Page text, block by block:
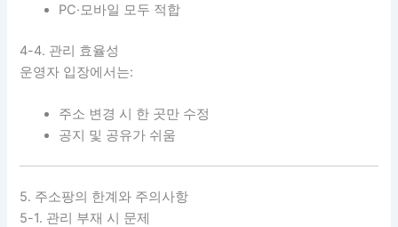
PC·모바일 모두 적합
4-4. 관리 효율성
운영자 입장에서는:
주소 변경 시 한 곳만 수정
공지 및 공유가 쉬움
5. 주소팡의 한계와 주의사항
5-1. 관리 부재 시 문제